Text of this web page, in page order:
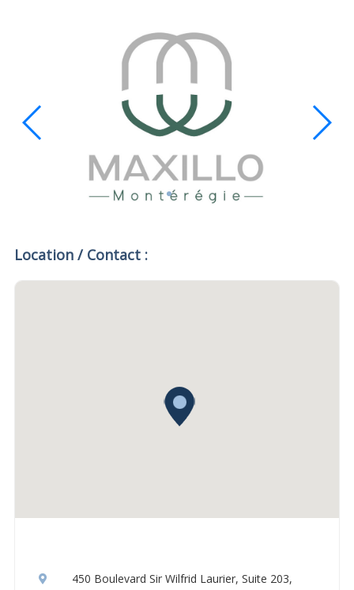
Location / Contact :
450 Boulevard Sir Wilfrid Laurier, Suite 203,